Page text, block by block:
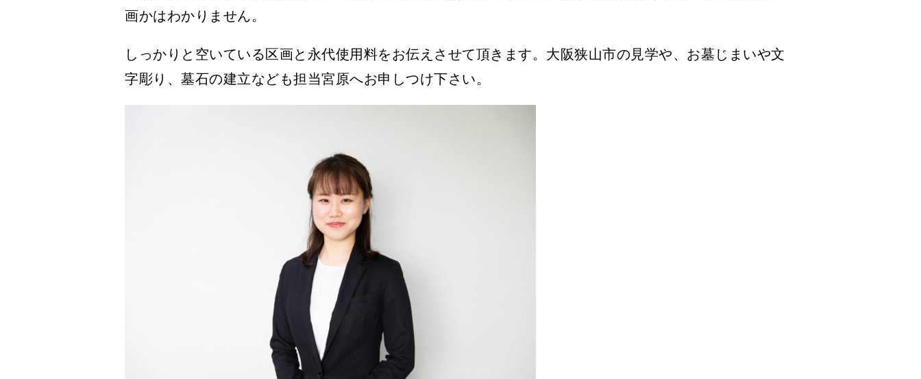
画かはわかりません。
しっかりと空いている区画と永代使用料をお伝えさせて頂きます。大阪狭山市の見学や、お墓じまいや文
字彫り、墓石の建立なども担当宮原へお申しつけ下さい。